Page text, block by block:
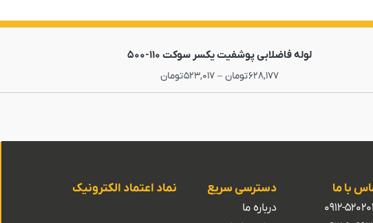
لوله فاضلابی پوشفیت یکسر سوکت 110-500
628,177تومان –
523,017تومان
با ما
0912-
دسترسی سریع
درباره ما
نماد اعتماد الکترونیک